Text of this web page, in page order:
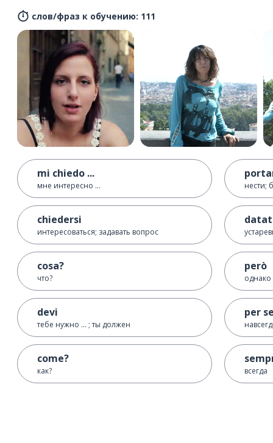
слов/фраз к обучению: 111
mi chiedo ...
мне интересно ...
chiedersi
интересоваться; задавать вопрос
cosa?
что?
devi
тебе нужно ... ; ты должен
come?
как?
нести;
però
однако
per
всегда